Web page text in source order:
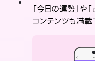
「今日の運勢」や
コンテンツも満載